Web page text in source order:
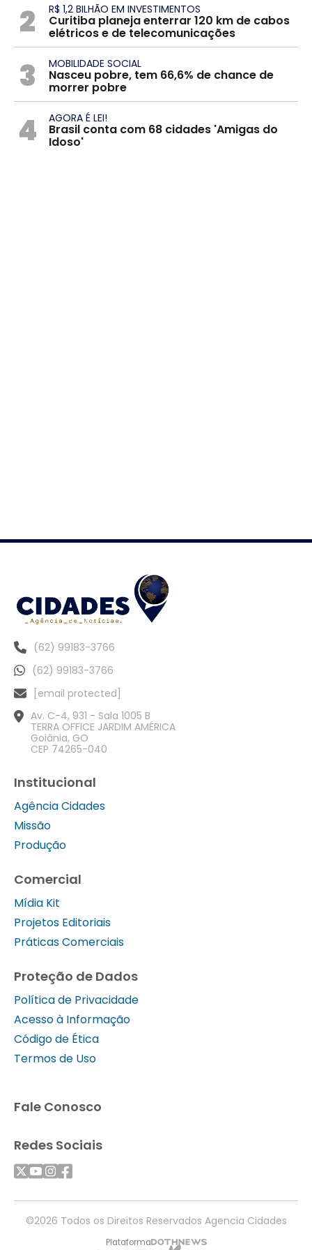
2 R$ 1,2 BILHÃO EM INVESTIMENTOS
Curitiba planeja enterrar 120 km de cabos
elétricos e de telecomunicações
3 MOBILIDADE SOCIAL
Nasceu pobre, tem 66,6% de chance de
morrer pobre
4 AGORA É LEI!
Brasil conta com 68 cidades 'Amigas do
Idoso'
(62) 99183-3766
(62) 99183-3766
[email protected]
Av. C-4, 931 - Sala 1005 B
TERRA OFFICE JARDIM AMÉRICA
Goiânia, GO
CEP 74265-040
Institucional
Agência Cidades
Missão
Produção
Comercial
Mídia Kit
Projetos Editoriais
Práticas Comerciais
Proteção de Dados
Política de Privacidade
Acesso à Informação
Código de Ética
Termos de Uso
Fale Conosco
Redes Sociais
©2026 Todos os Direitos Reservados Agencia Cidades
Plataforma